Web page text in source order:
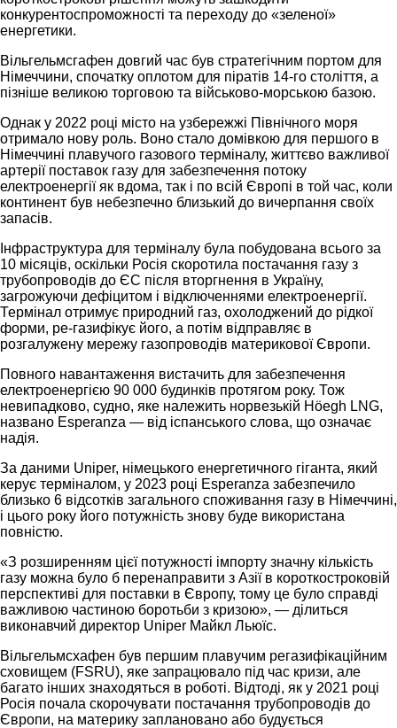
конкурентоспроможності та переходу до «зеленої»
енергетики.
Вільгельмсгафен довгий час був стратегічним портом для
Німеччини, спочатку оплотом для піратів 14-го століття, а
пізніше великою торговою та військово-морською базою.
Однак у 2022 році місто на узбережжі Північного моря
отримало нову роль. Воно стало домівкою для першого в
Німеччині плавучого газового терміналу, життєво важливої
артерії поставок газу для забезпечення потоку
електроенергії як вдома, так і по всій Європі в той час, коли
континент був небезпечно близький до вичерпання своїх
запасів.
Інфраструктура для терміналу була побудована всього за
10 місяців, оскільки Росія скоротила постачання газу з
трубопроводів до ЄС після вторгнення в Україну,
загрожуючи дефіцитом і відключеннями електроенергії.
Термінал отримує природний газ, охолоджений до рідкої
форми, ре-газифікує його, а потім відправляє в
розгалужену мережу газопроводів материкової Європи.
Повного навантаження вистачить для забезпечення
електроенергією 90 000 будинків протягом року. Тож
невипадково, судно, яке належить норвезькій Höegh LNG,
названо Esperanza — від іспанського слова, що означає
надія.
За даними Uniper, німецького енергетичного гіганта, який
керує терміналом, у 2023 році Esperanza забезпечило
близько 6 відсотків загального споживання газу в Німеччині,
і цього року його потужність знову буде використана
повністю.
«З розширенням цієї потужності імпорту значну кількість
газу можна було б перенаправити з Азії в короткостроковій
перспективі для поставки в Європу, тому це було справді
важливою частиною боротьби з кризою», — ділиться
виконавчий директор Uniper Майкл Льюїс.
Вільгельмсхафен був першим плавучим регазифікаційним
сховищем (FSRU), яке запрацювало під час кризи, але
багато інших знаходяться в роботі. Відтоді, як у 2021 році
Росія почала скорочувати постачання трубопроводів до
Європи, на материку заплановано або будується